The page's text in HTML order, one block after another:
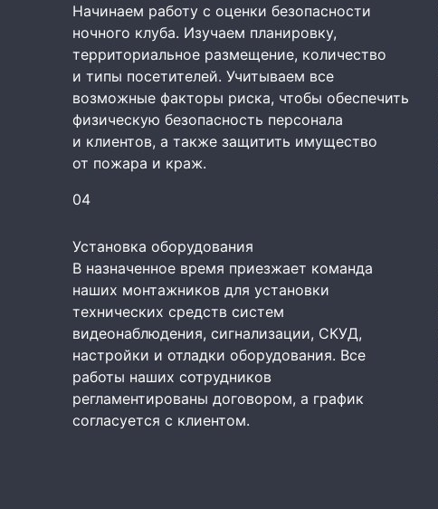
Начинаем работу с оценки безопасности
ночного клуба. Изучаем планировку,
территориальное размещение, количество
и типы посетителей. Учитываем все
возможные факторы риска, чтобы обеспечить
физическую безопасность персонала
и клиентов, а также защитить имущество
от пожара и краж.
04
Установка оборудования
В назначенное время приезжает команда
наших монтажников для установки
технических средств систем
видеонаблюдения, сигнализации, СКУД,
настройки и отладки оборудования. Все
работы наших сотрудников
регламентированы договором, а график
согласуется с клиентом.